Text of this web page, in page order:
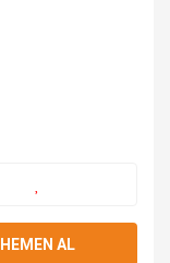
HEMEN AL